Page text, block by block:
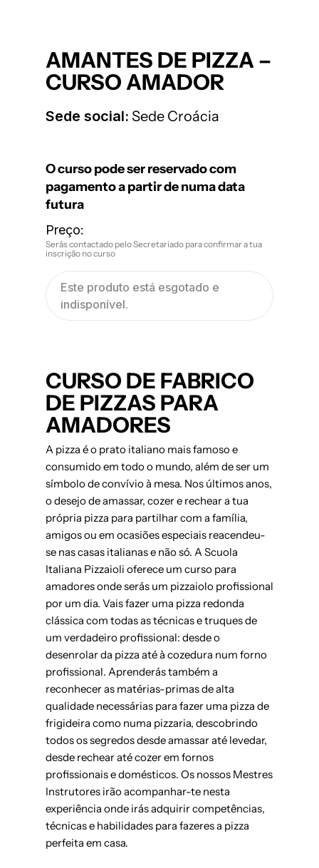
AMANTES DE PIZZA –
CURSO AMADOR
Sede social: Sede Croácia
O curso pode ser reservado com
pagamento a partir de numa data
futura
Preço:
Serás contactado pelo Secretariado para confirmar a tua
inscrição no curso
Este produto está esgotado e
indisponível.
CURSO DE FABRICO
DE PIZZAS PARA
AMADORES
A pizza é o prato italiano mais famoso e
consumido em todo o mundo, além de ser um
símbolo de convívio à mesa. Nos últimos anos,
o desejo de amassar, cozer e rechear a tua
própria pizza para partilhar com a família,
amigos ou em ocasiões especiais reacendeu-
se nas casas italianas e não só. A Scuola
Italiana Pizzaioli oferece um curso para
amadores onde serás um pizzaiolo profissional
por um dia. Vais fazer uma pizza redonda
clássica com todas as técnicas e truques de
um verdadeiro profissional: desde o
desenrolar da pizza até à cozedura num forno
profissional. Aprenderás também a
reconhecer as matérias-primas de alta
qualidade necessárias para fazer uma pizza de
frigideira como numa pizzaria, descobrindo
todos os segredos desde amassar até levedar,
desde rechear até cozer em fornos
profissionais e domésticos. Os nossos Mestres
Instrutores irão acompanhar-te nesta
experiência onde irás adquirir competências,
técnicas e habilidades para fazeres a pizza
perfeita em casa.